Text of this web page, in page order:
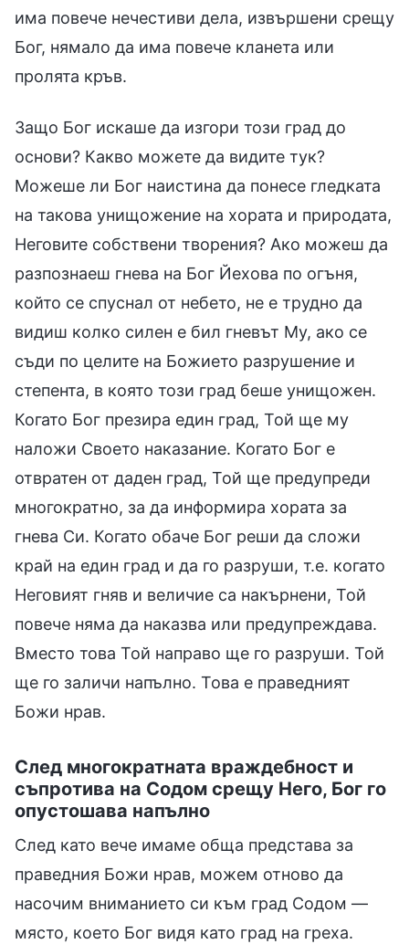
има повече нечестиви дела, извършени срещу
Бог, нямало да има повече кланета или
пролята кръв.
Защо Бог искаше да изгори този град до
основи? Какво можете да видите тук?
Можеше ли Бог наистина да понесе гледката
на такова унищожение на хората и природата,
Неговите собствени творения? Ако можеш да
разпознаеш гнева на Бог Йехова по огъня,
който се спуснал от небето, не е трудно да
видиш колко силен е бил гневът Му, ако се
съди по целите на Божието разрушение и
степента, в която този град беше унищожен.
Когато Бог презира един град, Той ще му
наложи Своето наказание. Когато Бог е
отвратен от даден град, Той ще предупреди
многократно, за да информира хората за
гнева Си. Когато обаче Бог реши да сложи
край на един град и да го разруши, т.е. когато
Неговият гняв и величие са накърнени, Той
повече няма да наказва или предупреждава.
Вместо това Той направо ще го разруши. Той
ще го заличи напълно. Това е праведният
Божи нрав.
След многократната враждебност и
съпротива на Содом срещу Него, Бог го
опустошава напълно
След като вече имаме обща представа за
праведния Божи нрав, можем отново да
насочим вниманието си към град Содом —
място, което Бог видя като град на греха.